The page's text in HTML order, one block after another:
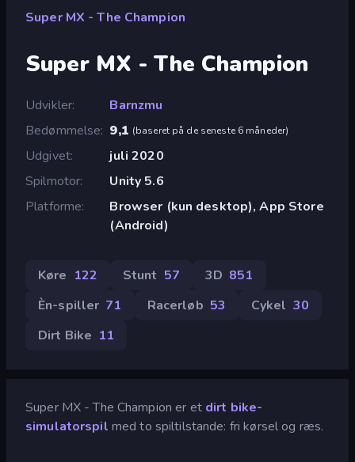
Super MX - The Champion
Super MX - The Champion
Udvikler
Barnzmu
Bedømmelse 9,1 (baseret på de seneste 6 måneder)
Udgivet
juli 2020
Spilmotor
Unity 5.6
Platforme
Browser (kun desktop), App Store
(Android)
Køre 122 Stunt 57 3D 851
Èn-spiller 71 Racerløb 53 Cykel 30
Dirt Bike 11
Super MX - The Champion er et dirt bike-
simulatorspil med to spiltilstande: fri kørsel og ræs.